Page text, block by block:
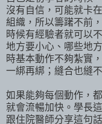
沒有自信，可能就卡
組織，所以籌躇不前
時候有經驗者就可以
地方要小心、哪些地
時基本動作不夠紮實
一綁再綁；縫合也縫
如果能夠每個動作，
就會流暢加快。學長
跟住院醫師分享這句話